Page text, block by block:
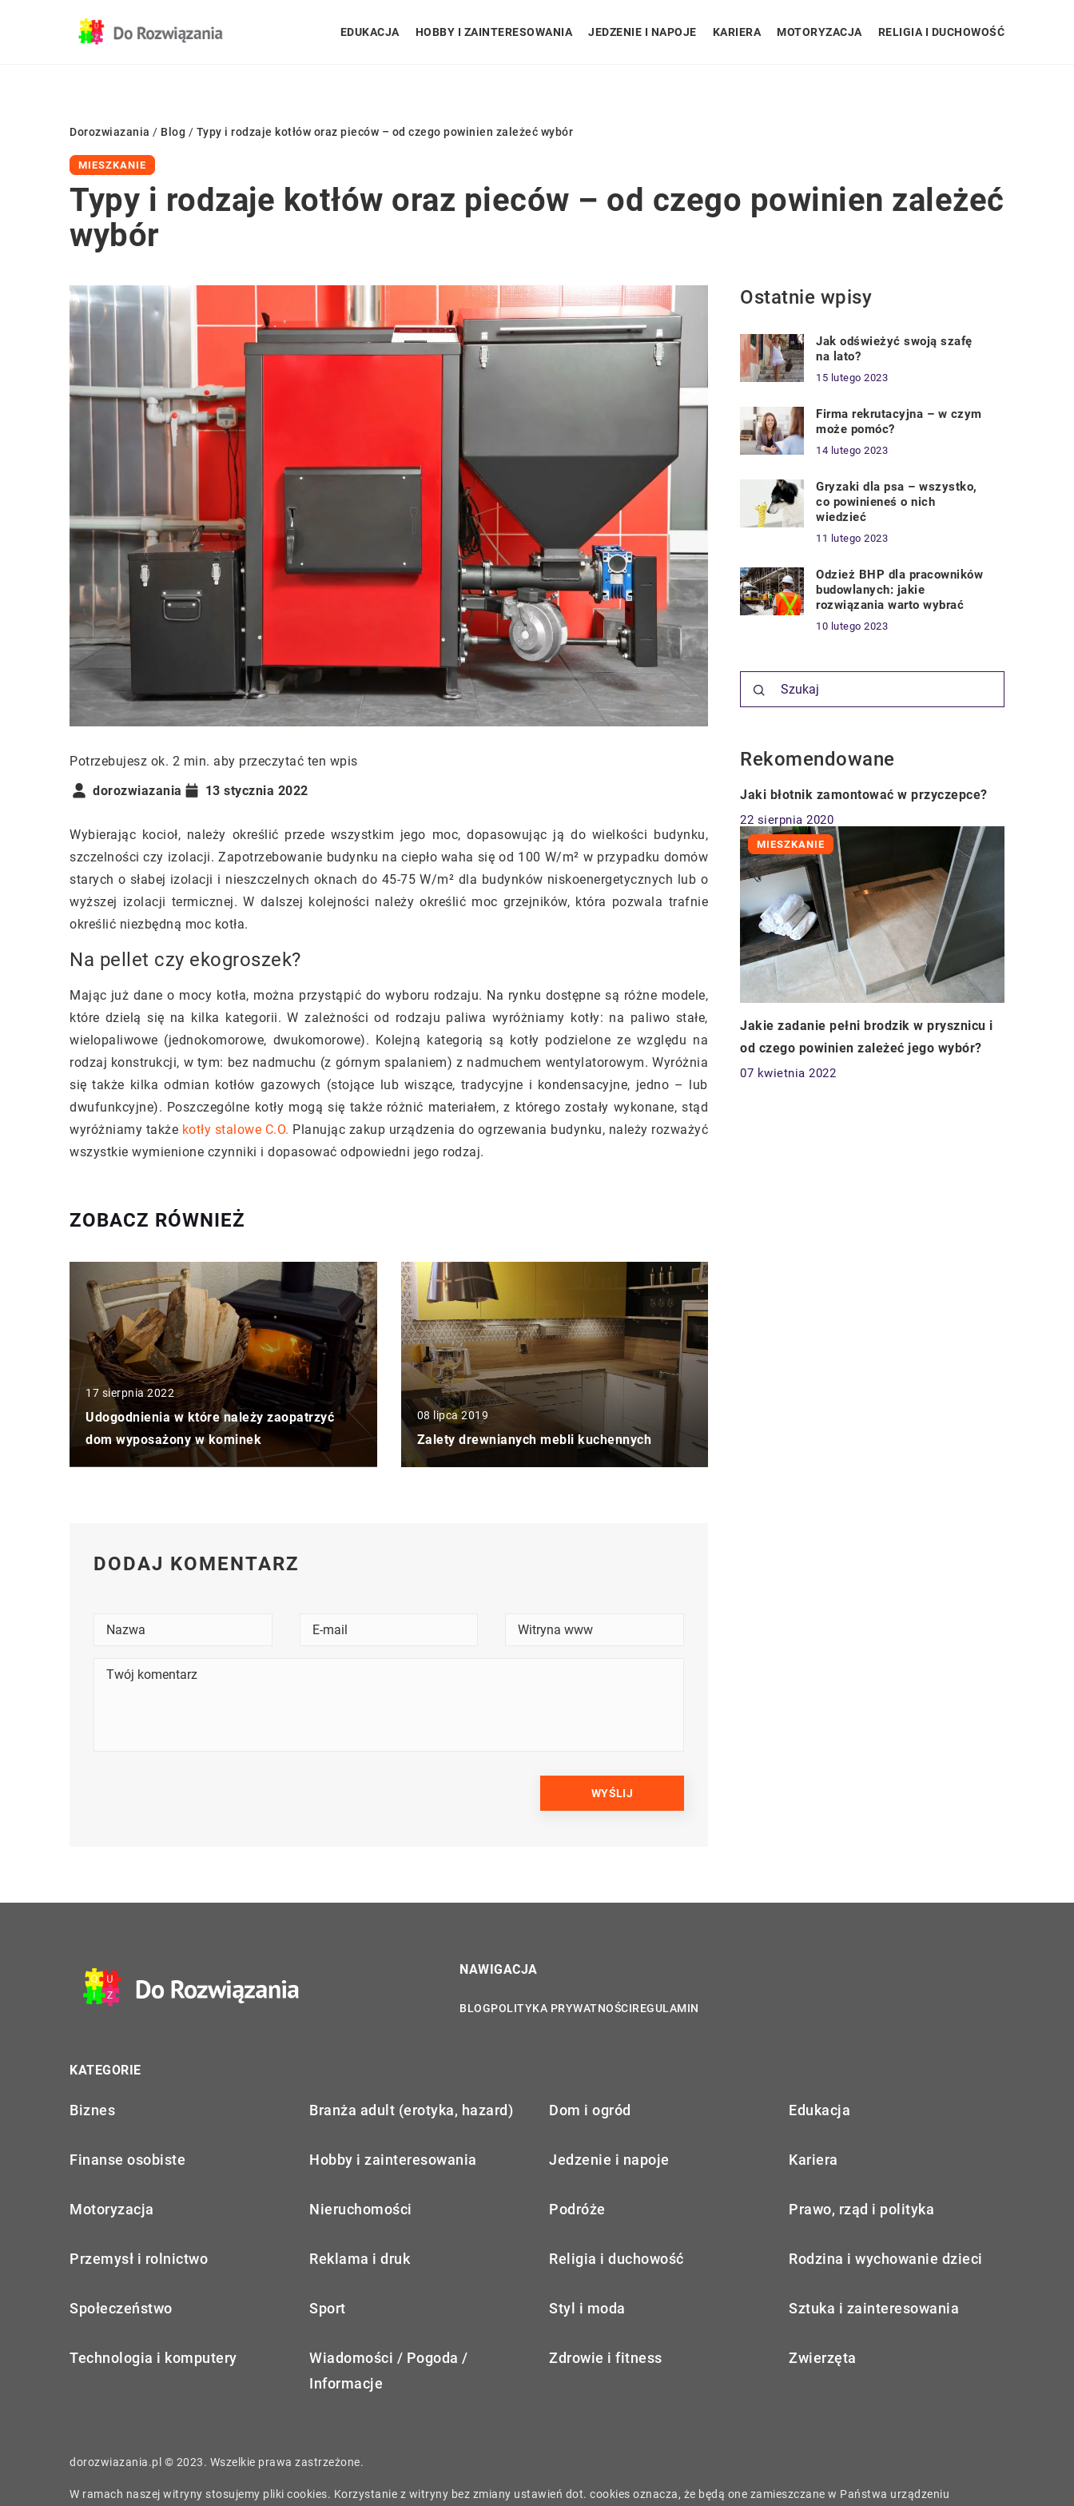
EDUKACJA HOBBY I ZAINTERESOWANIA JEDZENIE I NAPOJE KARIERA MOTORYZACJA RELIGIA I DUCHOWOŚĆ
Dorozwiazania / Blog / Typy i rodzaje kotłów oraz pieców – od czego powinien zależeć wybór
MIESZKANIE
Typy i rodzaje kotłów oraz pieców – od czego powinien zależeć
wybór
Potrzebujesz ok. 2 min. aby przeczytać ten wpis
dorozwiazania
13 stycznia 2022
Wybierając kocioł, należy określić przede wszystkim jego moc, dopasowując ją do wielkości budynku,
szczelności czy izolacji. Zapotrzebowanie budynku na ciepło waha się od 100 W/m² w przypadku domów
starych o słabej izolacji i nieszczelnych oknach do 45-75 W/m² dla budynków niskoenergetycznych lub o
wyższej izolacji termicznej. W dalszej kolejności należy określić moc grzejników, która pozwala trafnie
określić niezbędną moc kotła.
Na pellet czy ekogroszek?
Mając już dane o mocy kotła, można przystąpić do wyboru rodzaju. Na rynku dostępne są różne modele,
które dzielą się na kilka kategorii. W zależności od rodzaju paliwa wyróżniamy kotły: na paliwo stałe,
wielopaliwowe (jednokomorowe, dwukomorowe). Kolejną kategorią są kotły podzielone ze względu na
rodzaj konstrukcji, w tym: bez nadmuchu (z górnym spalaniem) z nadmuchem wentylatorowym. Wyróżnia
się także kilka odmian kotłów gazowych (stojące lub wiszące, tradycyjne i kondensacyjne, jedno – lub
dwufunkcyjne). Poszczególne kotły mogą się także różnić materiałem, z którego zostały wykonane, stąd
wyróżniamy także kotły stalowe C.O. Planując zakup urządzenia do ogrzewania budynku, należy rozważyć
wszystkie wymienione czynniki i dopasować odpowiedni jego rodzaj.
ZOBACZ RÓWNIEŻ
17 sierpnia 2022
Udogodnienia w które należy zaopatrzyć
dom wyposażony w kominek
08 lipca 2019
Zalety drewnianych mebli kuchennych
Ostatnie wpisy
Jak odświeżyć swoją szafę
na lato?
15 lutego 2023
Firma rekrutacyjna – w czym
może pomóc?
14 lutego 2023
Gryzaki dla psa – wszystko,
co powinieneś o nich
wiedzieć
11 lutego 2023
Odzież BHP dla pracowników
budowlanych: jakie
rozwiązania warto wybrać
10 lutego 2023
Rekomendowane
TECHNOLOGIE & IT
Jaki błotnik zamontować w przyczepce?
22 sierpnia 2020
MIESZKANIE
Jakie zadanie pełni brodzik w prysznicu i
od czego powinien zależeć jego wybór?
07 kwietnia 2022
DODAJ KOMENTARZ
NAWIGACJA
BLOGPOLITYKA PRYWATNOŚCIREGULAMIN
KATEGORIE
Biznes Branża adult (erotyka, hazard) Dom i ogród Edukacja
Finanse osobiste Hobby i zainteresowania Jedzenie i napoje Kariera
Motoryzacja Nieruchomości Podróże Prawo, rząd i polityka
Przemysł i rolnictwo Reklama i druk Religia i duchowość Rodzina i wychowanie dzieci
Społeczeństwo Sport Styl i moda Sztuka i zainteresowania
Technologia i komputery
Wiadomości / Pogoda /
Informacje
Zdrowie i fitness Zwierzęta
dorozwiazania.pl © 2023. Wszelkie prawa zastrzeżone.
W ramach naszej witryny stosujemy pliki cookies. Korzystanie z witryny bez zmiany ustawień dot. cookies oznacza, że będą one zamieszczane w Państwa urządzeniu